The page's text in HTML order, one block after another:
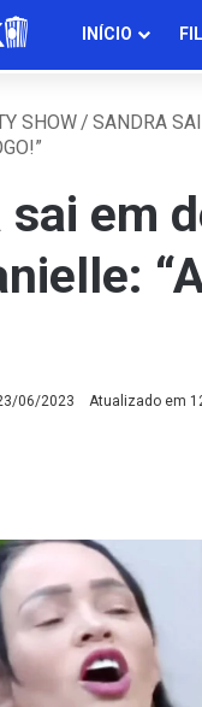
INÍCIO
SHOW/ SANDRA
sai em
06/2023 Atualizado em